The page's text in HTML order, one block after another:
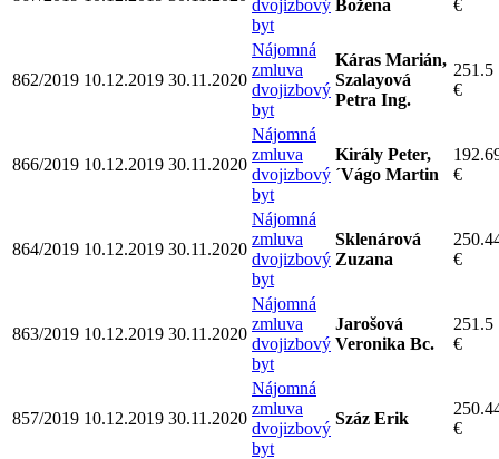
dvojizbový
byt
Božena €
862/2019 10.12.2019 30.11.2020
Nájomná
zmluva
dvojizbový
byt
Káras Marián,
Szalayová
Petra Ing.
251.5
€
866/2019 10.12.2019 30.11.2020
Nájomná
zmluva
dvojizbový
byt
Király Peter,
´Vágo Martin
€
864/2019 10.12.2019 30.11.2020
Nájomná
zmluva
dvojizbový
byt
Sklenárová
Zuzana
€
863/2019 10.12.2019 30.11.2020
Nájomná
zmluva
dvojizbový
byt
Jarošová
Veronika Bc.
251.5
€
857/2019 10.12.2019 30.11.2020
Nájomná
zmluva
dvojizbový
byt
Száz Erik
€